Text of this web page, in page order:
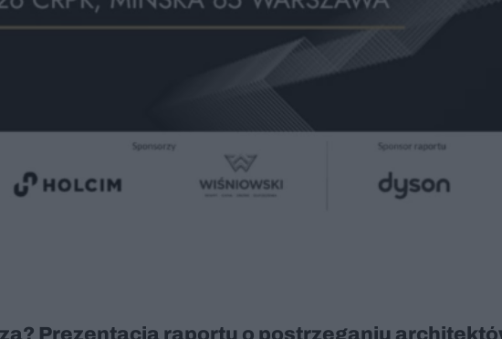
Prezentacja raportu o postrzeganiu